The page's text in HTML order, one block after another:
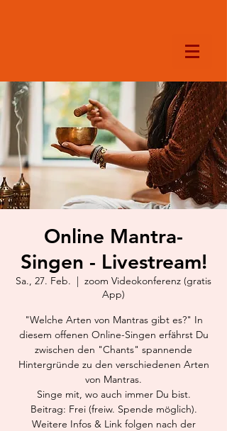
Online Mantra-
Singen - Livestream!
Sa., 27. Feb.
  |
zoom Videokonferenz (gratis
App)
"Welche Arten von Mantras gibt es?" In
diesem offenen Online-Singen erfährst Du
zwischen den "Chants" spannende
Hintergründe zu den verschiedenen Arten
von Mantras.
Singe mit, wo auch immer Du bist.
Beitrag: Frei (freiw. Spende möglich).
Weitere Infos & Link folgen nach der